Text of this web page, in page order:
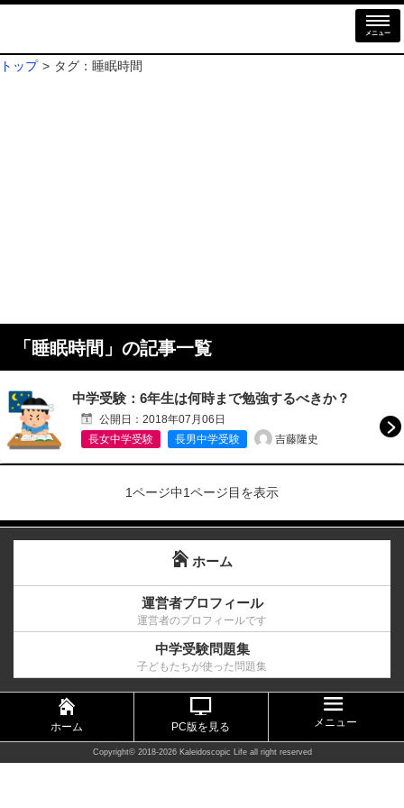
メニュー
トップ タグ：睡眠時間
「 睡眠時間 」の記事一覧
中学受験：6年生は何時まで勉強するべきか？
公開日： 2018年07月06日
長女中学受験
長男中学受験 吉藤隆史
1ページ中1ページ目を表示
ホーム
運営者プロフィール
運営者のプロフィールです
中学受験問題集
子どもたちが使った問題集
ホーム PC版を見る メニュー
Copyright© 2018-2026 Kaleidoscopic Lifeall right reserved